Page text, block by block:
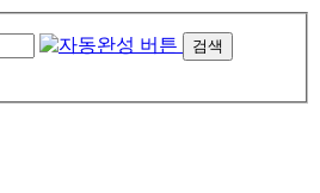
검색